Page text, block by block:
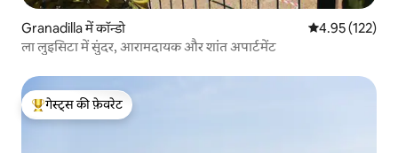
Granadilla में कॉन्डो औसत रेटिंग 5 में से
4.95 (122)
ला लुइसिटा में सुंदर, आरामदायक और शांत अपार्टमेंट
गेस्ट्स का टॉप फ़ेवरेट
गेस्ट्स की फ़ेवरेट